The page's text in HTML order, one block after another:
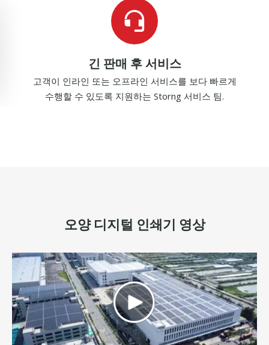
긴 판매 후 서비스
고객이 인라인 또는 오프라인 서비스를 보다 빠르게
수행할 수 있도록 지원하는 Storng 서비스 팀.
오양 디지털 인쇄기 영상